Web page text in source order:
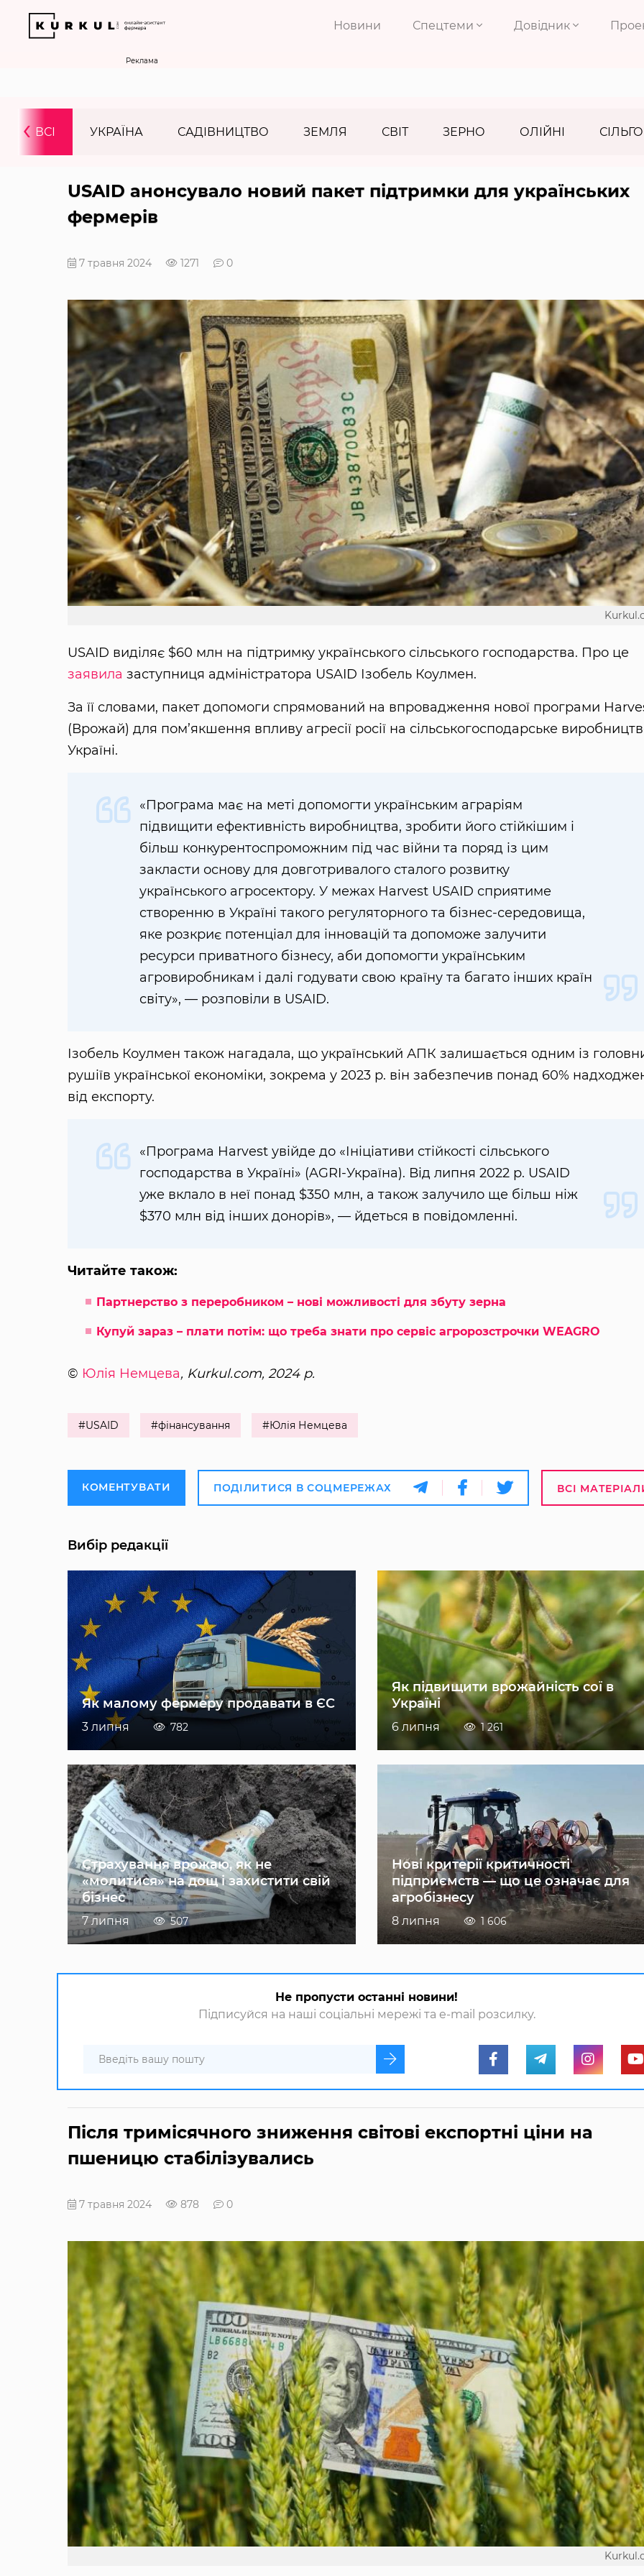
Новини Спецтеми Довідник
Реклама
ВСІ УКРАЇНА САДІВНИЦТВО ЗЕМЛЯ СВІТ ЗЕРНО ОЛІЙНІ
‹
USAID анонсувало новий пакет підтримки для українських
фермерів
7 травня 2024 1271 0
USAID виділяє $60 млн на підтримку українського сільського господарства. Про це
заявила заступниця адміністратора USAID Ізобель Коулмен.
За її словами, пакет допомоги спрямований на впровадження нової програми
(Врожай) для пом’якшення впливу агресії росії на сільськогосподарське
Україні.
«Програма має на меті допомогти українським аграріям
підвищити ефективність виробництва, зробити його стійкішим і
більш конкурентоспроможним під час війни та поряд із цим
закласти основу для довготривалого сталого розвитку
українського агросектору. У межах Harvest USAID сприятиме
створенню в Україні такого регуляторного та бізнес-середовища,
яке розкриє потенціал для інновацій та допоможе залучити
ресурси приватного бізнесу, аби допомогти українським
агровиробникам і далі годувати свою країну та багато інших країн
світу», — розповіли в USAID.
Ізобель Коулмен також нагадала, що український АПК залишається одним із
рушіїв української економіки, зокрема у 2023 р. він забезпечив понад 60%
від експорту.
«Програма Harvest увійде до «Ініціативи стійкості сільського
господарства в Україні» (AGRI-Україна). Від липня 2022 р. USAID
уже вклало в неї понад $350 млн, а також залучило ще більш ніж
$370 млн від інших донорів», — йдеться в повідомленні.
Читайте також:
Партнерство з переробником – нові можливості для збуту зерна
Купуй зараз – плати потім: що треба знати про сервіс агророзстрочки WEAGRO
© Юлія Немцева, Kurkul.com, 2024 р.
#USAID #фінансування #Юлія Немцева
КОМЕНТУВАТИ ПОДІЛИТИСЯ В СОЦМЕРЕЖАХ ВСІ
Вибір редакції
Як малому фермеру продавати в ЄС
3 липня 782
Як підвищити врожайність сої в
Україні
6 липня 1 261
Страхування врожаю, як не
«молитися» на дощ і захистити свій
бізнес
7 липня 507
Нові критерії критичності
підприємств — що це означає для
агробізнесу
8 липня 1 606
Не пропусти останні новини!
Підписуйся на наші соціальні мережі та e-mail розсилку.
Після тримісячного зниження світові експортні ціни на
пшеницю стабілізувались
7 травня 2024 878 0